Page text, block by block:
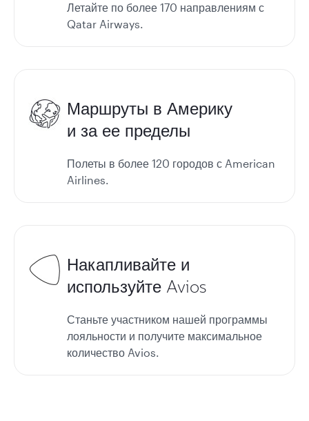
Летайте по более 170 направлениям с
Qatar Airways.
Маршруты в Америку
и за ее пределы
Полеты в более 120 городов с American
Airlines.
Накапливайте и
используйте Avios
Станьте участником нашей программы
лояльности и получите максимальное
количество Avios.